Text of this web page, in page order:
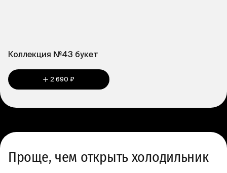
Коллекция №43 букет
2 690 ₽
Проще, чем открыть холодильник